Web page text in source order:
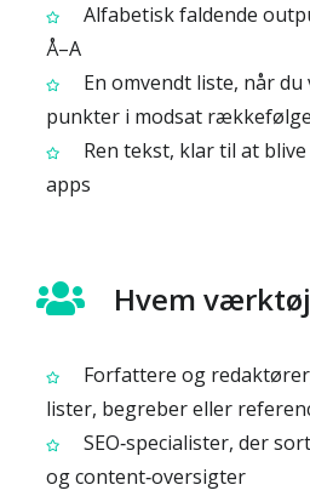
Alfabetisk faldende
Å–A
En omvendt liste, når du
punkter i modsat rækkefølge
Ren tekst, klar til at
apps
Hvem
Forfattere og
lister, begreber eller
SEO‑specialister, der
og content‑oversigter